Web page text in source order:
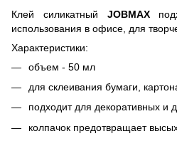
Клей силикатный JOBMAX
использования в офисе, для
Характеристики:
объем - 50 мл
для склеивания бумаги,
подходит для декоративных и
колпачок предотвращает